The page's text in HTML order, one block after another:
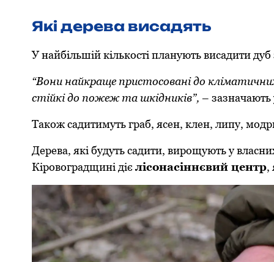
Які дерева висадять
У найбільшій кількості планують висадити
“Вони найкраще пристосовані до
стійкі до пожеж та шкідників”, – зазначають
Також садитимуть граб, ясен, клен, липу,
Дерева, які будуть садити, вирощують у
Кіровоградщині дієлісонасіннєвий центр,